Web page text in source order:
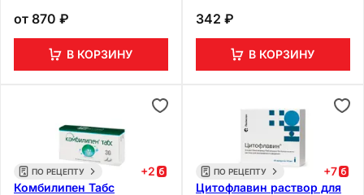
от 870 ₽
В КОРЗИНУ
342 ₽
В КОРЗИНУ
ПО РЕЦЕПТУ +2
Комбилипен Табс
ПО РЕЦЕПТУ +7
Цитофлавин раствор для